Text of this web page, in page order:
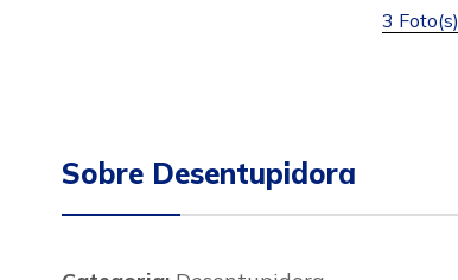
3 Foto(s)
Sobre Desentupidora